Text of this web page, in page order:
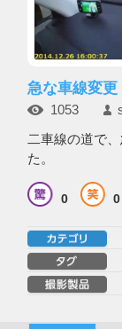
急な車線変更
1053
二車線の道で
た。
0 0